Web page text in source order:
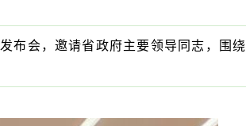
布会，邀请省政府主要领导同志，围绕